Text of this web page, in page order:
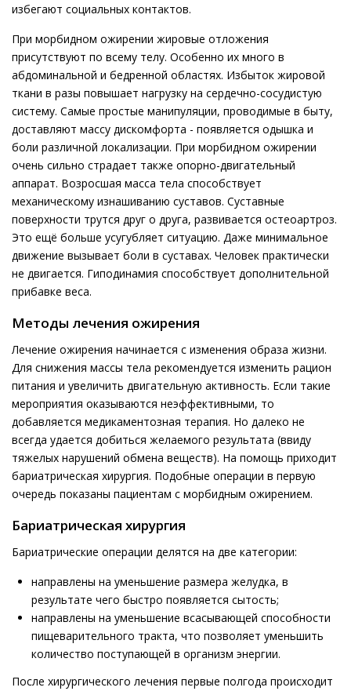
избегают социальных контактов.
При морбидном ожирении жировые отложения
присутствуют по всему телу. Особенно их много в
абдоминальной и бедренной областях. Избыток жировой
ткани в разы повышает нагрузку на сердечно-сосудистую
систему. Самые простые манипуляции, проводимые в быту,
доставляют массу дискомфорта - появляется одышка и
боли различной локализации. При морбидном ожирении
очень сильно страдает также опорно-двигательный
аппарат. Возросшая масса тела способствует
механическому изнашиванию суставов. Суставные
поверхности трутся друг о друга, развивается остеоартроз.
Это ещё больше усугубляет ситуацию. Даже минимальное
движение вызывает боли в суставах. Человек практически
не двигается. Гиподинамия способствует дополнительной
прибавке веса.
Методы лечения ожирения
Лечение ожирения начинается с изменения образа жизни.
Для снижения массы тела рекомендуется изменить рацион
питания и увеличить двигательную активность. Если такие
мероприятия оказываются неэффективными, то
добавляется медикаментозная терапия. Но далеко не
всегда удается добиться желаемого результата (ввиду
тяжелых нарушений обмена веществ). На помощь приходит
бариатрическая хирургия. Подобные операции в первую
очередь показаны пациентам с морбидным ожирением.
Бариатрическая хирургия
Бариатрические операции делятся на две категории:
направлены на уменьшение размера желудка, в
результате чего быстро появляется сытость;
направлены на уменьшение всасывающей способности
пищеварительного тракта, что позволяет уменьшить
количество поступающей в организм энергии.
После хирургического лечения первые полгода происходит